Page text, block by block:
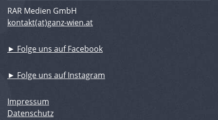
RAR Medien GmbH
kontakt(at)ganz-wien.at
► Folge uns auf Facebook
► Folge uns auf Instagram
Impressum
Datenschutz